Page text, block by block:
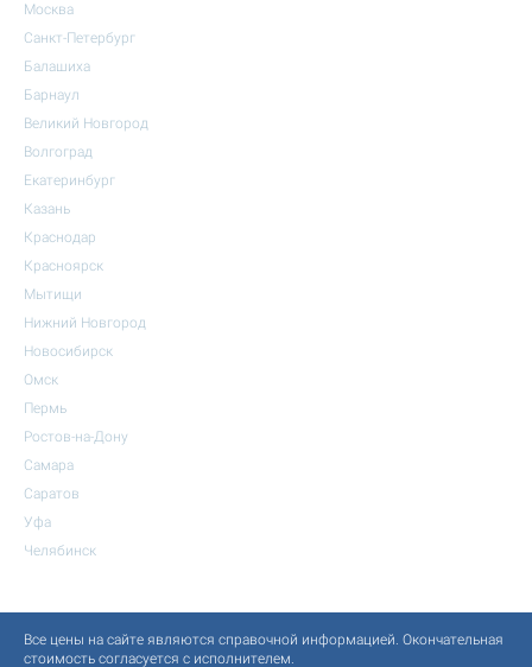
Москва
Санкт-Петербург
Балашиха
Барнаул
Великий Новгород
Волгоград
Екатеринбург
Казань
Краснодар
Красноярск
Мытищи
Нижний Новгород
Новосибирск
Омск
Пермь
Ростов-на-Дону
Самара
Саратов
Уфа
Челябинск
Все цены на сайте являются справочной информацией. Окончательная
стоимость согласуется с исполнителем.